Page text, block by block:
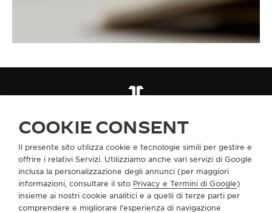
INFORMAZIONI SU DI NOI
SERVIZI
COOKIE CONSENT
Il presente sito utilizza cookie e tecnologie simili per gestire e
offrire i relativi Servizi. Utilizziamo anche vari servizi di Google
inclusa la personalizzazione degli annunci (per maggiori
informazioni, consultare il sito Privacy e Termini di Google)
insieme ai nostri cookie analitici e a quelli di terze parti per
comprendere e migliorare l'esperienza di navigazione